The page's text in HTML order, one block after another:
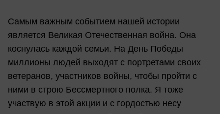
Самым важным событием нашей истории
является Великая Отечественная война. Она
коснулась каждой семьи. На День Победы
миллионы людей выходят с портретами своих
ветеранов, участников войны, чтобы пройти с
ними в строю Бессмертного полка. Я тоже
участвую в этой акции и с гордостью несу